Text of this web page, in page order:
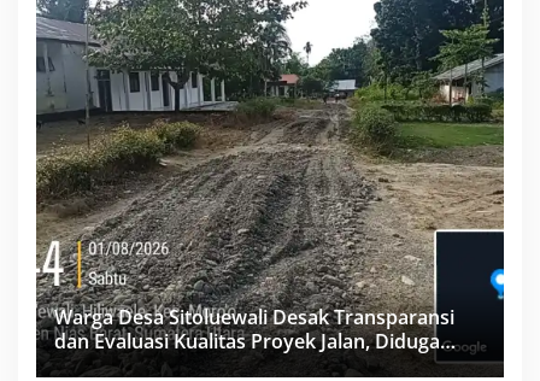
Warga Desa Sitoluewali Desak Transparansi
dan Evaluasi Kualitas Proyek Jalan, Diduga
Minim Informasi